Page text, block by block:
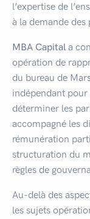
l’expertise de
à la demande
MBA Capital a
opération de
du bureau de
indépendant pour
déterminer les
accompagné les
rémunération
structuration du
règles de
Au-delà des
les sujets